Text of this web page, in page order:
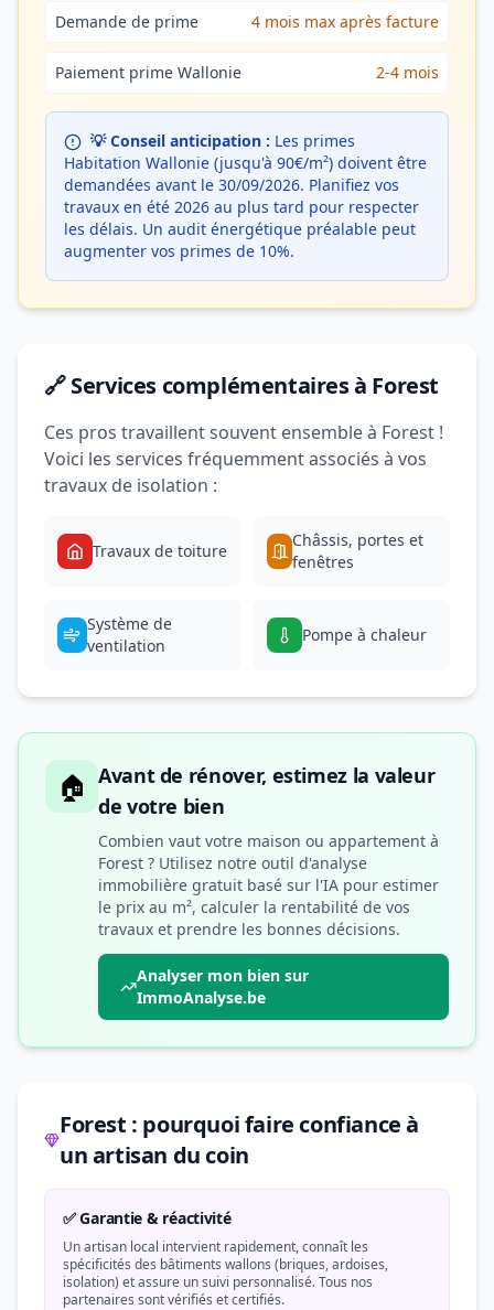
Demande de prime 4 mois max après facture
Paiement prime Wallonie 2-4 mois
💡 Conseil anticipation : Les primes
Habitation Wallonie (jusqu'à 90€/m²) doivent être
demandées avant le 30/09/2026. Planifiez vos
travaux en été 2026 au plus tard pour respecter
les délais. Un audit énergétique préalable peut
augmenter vos primes de 10%.
🔗 Services complémentaires à Forest
Ces pros travaillent souvent ensemble à Forest !
Voici les services fréquemment associés à vos
travaux de isolation :
Travaux de toiture
Châssis, portes et
fenêtres
Système de
ventilation
Pompe à chaleur
🏠 Avant de rénover, estimez la valeur
de votre bien
Combien vaut votre maison ou appartement à
Forest ? Utilisez notre outil d'analyse
immobilière gratuit basé sur l'IA pour estimer
le prix au m², calculer la rentabilité de vos
travaux et prendre les bonnes décisions.
Analyser mon bien sur
ImmoAnalyse.be
Forest : pourquoi faire confiance à
un artisan du coin
✅ Garantie & réactivité
Un artisan local intervient rapidement, connaît les
spécificités des bâtiments wallons (briques, ardoises,
isolation) et assure un suivi personnalisé. Tous nos
partenaires sont vérifiés et certifiés.